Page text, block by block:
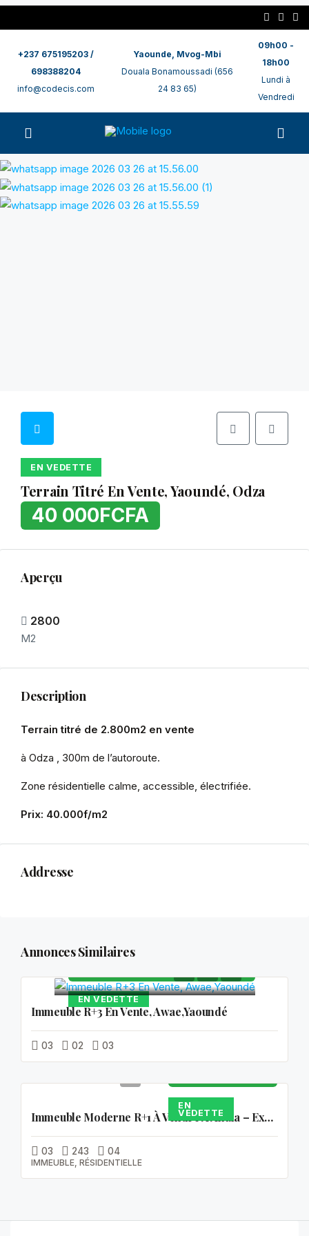
+237 675195203 /
698388204
info@codecis.com
Yaounde, Mvog-Mbi
Douala Bonamoussadi (656
24 83 65)
09h00 -
18h00
Lundi à
Vendredi
EN VEDETTE
Terrain Titré En Vente, Yaoundé, Odza
40 000FCFA
Aperçu
2800
M2
Description
Terrain titré de 2.800m2 en vente
à Odza , 300m de l’autoroute.
Zone résidentielle calme, accessible, électrifiée.
Prix: 40.000f/m2
Addresse
Annonces Similaires
EN VEDETTE
250 000
Immeuble R+3 En Vente, Awae,Yaoundé
03 02 03
EN
VEDETTE
90 000
Immeuble Moderne R+1 À Vendre À Ahala – Excellent Emplacement À Yaoundé
03 243 04
IMMEUBLE, RÉSIDENTIELLE